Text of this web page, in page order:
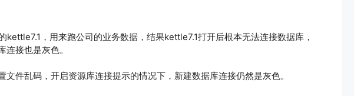
，用来跑公司的业务数据，结果kettle7.1打开后根本无法连接数据库，
接也是灰色。
文件乱码，开启资源库连接提示的情况下，新建数据库连接仍然是灰色。